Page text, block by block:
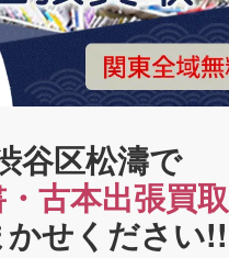
谷区松濤で
古本出張買取
かせください!!